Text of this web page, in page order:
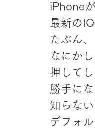
iPhone
最新の
たぶん、
なにか
押して
勝手に
知らな
デフォ